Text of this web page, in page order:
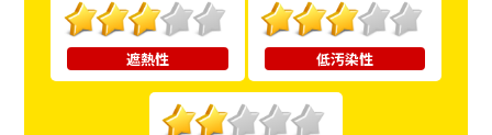
遮熱性 低汚染性